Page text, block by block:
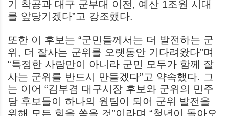
기 착공과 대구 군부대 이전, 예산 1조원 시대
를 앞당기겠다”고 강조했다.
또한 이 후보는 “군민들께서는 더 발전하는 군
위, 더 잘사는 군위를 오랫동안 기다려왔다”며
“특정한 사람만이 아니라 군민 모두가 함께 잘
사는 군위를 반드시 만들겠다”고 약속했다. 그
는 이어 “김부겸 대구시장 후보와 군위의 민주
당 후보들이 하나의 원팀이 되어 군위 발전을
위해 모든 힘을 쏟을 것”이라며 “청년이 돌아오